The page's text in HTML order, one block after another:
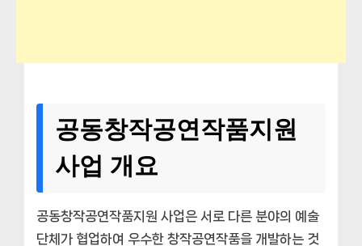
공동창작공연작품지원
사업 개요
공동창작공연작품지원 사업은 서로 다른 분야의 예술
단체가 협업하여 우수한 창작공연작품을 개발하는 것